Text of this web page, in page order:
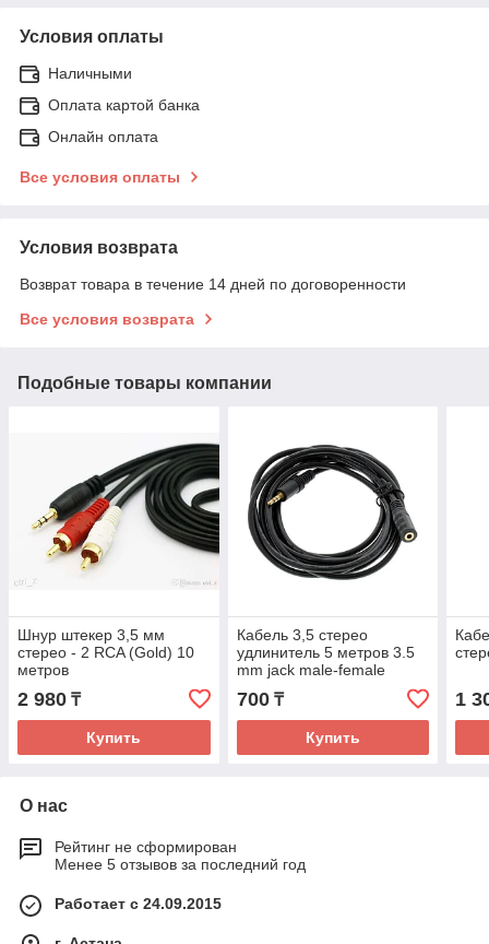
Условия оплаты
Наличными
Оплата картой банка
Онлайн оплата
Все условия оплаты
Условия возврата
Возврат товара в течение 14 дней по договоренности
Все условия возврата
Подобные товары компании
Шнур штекер 3,5 мм
стерео - 2 RCA (Gold) 10
метров
2 980 ₸
Купить
Кабель 3,5 стерео
удлинитель 5 метров 3.5
mm jack male-female
700₸
Купить
1
О нас
Рейтинг не сформирован
Менее 5 отзывов за последний год
Работает с 24.09.2015